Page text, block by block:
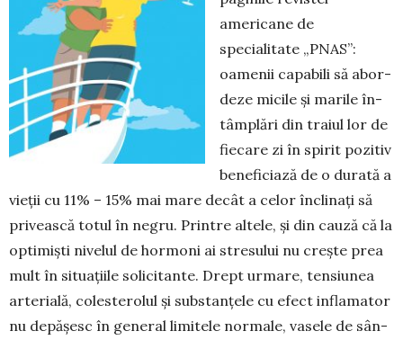
americane de
specialitate „PNAS”:
oamenii capabili să abor­
deze micile și marile în­
tâmplări din traiul lor de
fie­care zi în spirit pozitiv
bene­ficiază de o durată a
vieții cu 11% – 15% mai mare de­cât a celor încli­nați să
pri­vească totul în negru. Printre altele, și din cauză că la
opti­miști nivelul de hormoni ai stre­sului nu crește prea
mult în si­tuațiile solici­tan­te. Drept urmare, ten­siunea
arte­rială, colesterolul și substanțele cu efect infla­mator
nu depășesc în ge­neral limitele normale, vasele de sân­